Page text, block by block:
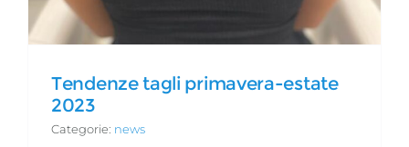
Tendenze tagli primavera-estate
2023
Categorie: news